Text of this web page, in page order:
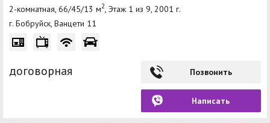
2-комнатная, 66/45/13 м2, Этаж 1 из 9, 2001 г.
г. Бобруйск, Ванцети 11
договорная Позвонить
Написать